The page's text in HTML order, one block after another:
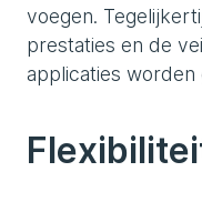
voegen.
prestaties en de
applicaties worden